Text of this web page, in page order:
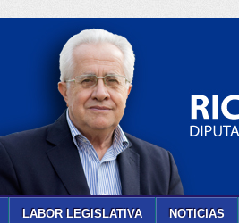
LABOR LEGISLATIVA NOTICIAS